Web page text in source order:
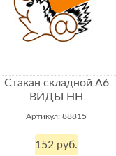
Стакан складной А6
ВИДЫ НН
Артикул: 88815
152 руб.